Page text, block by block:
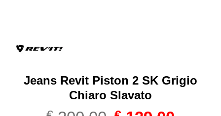
Jeans Revit Piston 2 SK Grigio
Chiaro Slavato